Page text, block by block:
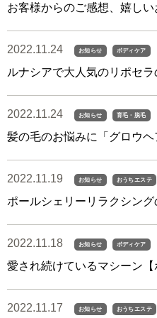
お客様からのご感想、嬉し
2022.11.24 お知らせ ボディケア
ルナシアで大人気のリポセラ
2022.11.24 お知らせ 育毛・脱毛
髪の毛のお悩みに「グロウヘ
2022.11.19 お知らせ おうちエステ
ポールシェリーリラクシング
2022.11.18 お知らせ ボディケア
愛され続けているマシーン
2022.11.17 お知らせ おうちエステ